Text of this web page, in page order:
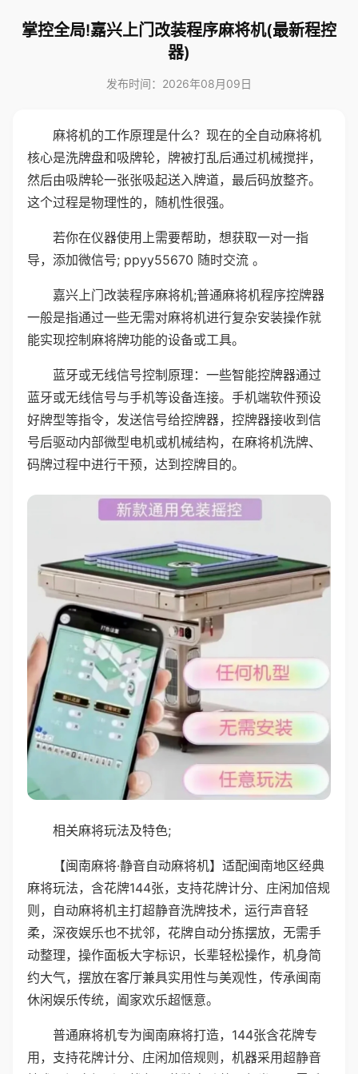
掌控全局!嘉兴上门改装程序麻将机(最新程控
器)
发布时间：2026年08月09日
麻将机的工作原理是什么？现在的全自动麻将机
核心是洗牌盘和吸牌轮，牌被打乱后通过机械搅拌，
然后由吸牌轮一张张吸起送入牌道，最后码放整齐。
这个过程是物理性的，随机性很强。
若你在仪器使用上需要帮助，想获取一对一指
导，添加微信号; ppyy55670 随时交流 。
嘉兴上门改装程序麻将机;普通麻将机程序控牌器
一般是指通过一些无需对麻将机进行复杂安装操作就
能实现控制麻将牌功能的设备或工具。
蓝牙或无线信号控制原理：一些智能控牌器通过
蓝牙或无线信号与手机等设备连接。手机端软件预设
好牌型等指令，发送信号给控牌器，控牌器接收到信
号后驱动内部微型电机或机械结构，在麻将机洗牌、
码牌过程中进行干预，达到控牌目的。
相关麻将玩法及特色;
【闽南麻将·静音自动麻将机】适配闽南地区经典
麻将玩法，含花牌144张，支持花牌计分、庄闲加倍规
则，自动麻将机主打超静音洗牌技术，运行声音轻
柔，深夜娱乐也不扰邻，花牌自动分拣摆放，无需手
动整理，操作面板大字标识，长辈轻松操作，机身简
约大气，摆放在客厅兼具实用性与美观性，传承闽南
休闲娱乐传统，阖家欢乐超惬意。
普通麻将机专为闽南麻将打造，144张含花牌专
用，支持花牌计分、庄闲加倍规则，机器采用超静音